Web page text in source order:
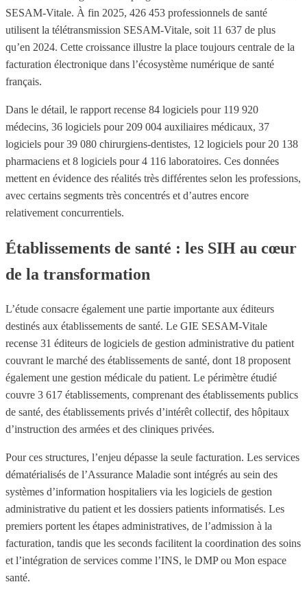
SESAM-Vitale. À fin 2025, 426 453 professionnels de santé
utilisent la télétransmission SESAM-Vitale, soit 11 637 de plus
qu’en 2024. Cette croissance illustre la place toujours centrale de la
facturation électronique dans l’écosystème numérique de santé
français.
Dans le détail, le rapport recense 84 logiciels pour 119 920
médecins, 36 logiciels pour 209 004 auxiliaires médicaux, 37
logiciels pour 39 080 chirurgiens-dentistes, 12 logiciels pour 20 138
pharmaciens et 8 logiciels pour 4 116 laboratoires. Ces données
mettent en évidence des réalités très différentes selon les professions,
avec certains segments très concentrés et d’autres encore
relativement concurrentiels.
Établissements de santé : les SIH au cœur
de la transformation
L’étude consacre également une partie importante aux éditeurs
destinés aux établissements de santé. Le GIE SESAM-Vitale
recense 31 éditeurs de logiciels de gestion administrative du patient
couvrant le marché des établissements de santé, dont 18 proposent
également une gestion médicale du patient. Le périmètre étudié
couvre 3 617 établissements, comprenant des établissements publics
de santé, des établissements privés d’intérêt collectif, des hôpitaux
d’instruction des armées et des cliniques privées.
Pour ces structures, l’enjeu dépasse la seule facturation. Les services
dématérialisés de l’Assurance Maladie sont intégrés au sein des
systèmes d’information hospitaliers via les logiciels de gestion
administrative du patient et les dossiers patients informatisés. Les
premiers portent les étapes administratives, de l’admission à la
facturation, tandis que les seconds facilitent la coordination des soins
et l’intégration de services comme l’INS, le DMP ou Mon espace
santé.